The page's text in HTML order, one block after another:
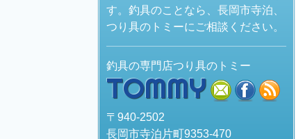
す。釣具のことなら、長岡市寺泊、
つり具のトミーにご相談ください。
釣具の専門店つり具のトミー
TOMMY mail facebook
〒940-2502
長岡市寺泊片町9353-470